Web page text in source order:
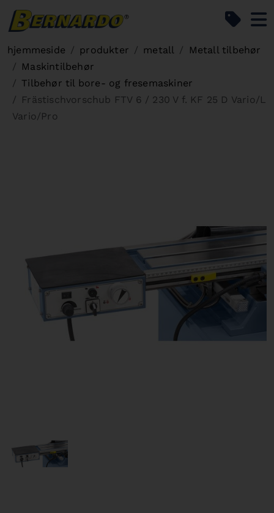
hjemmeside produkter metall
Metall tilbehør
Maskintilbehør
Tilbehør til bore- og fresemaskiner
Frästischvorschub FTV 6 / 230 V f. KF 25 D Vario/L
Vario/Pro